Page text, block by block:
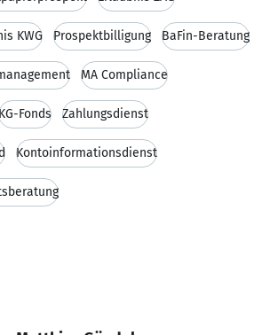
KWG Prospektbilligung BaFin-Beratung
MA Compliance
Fonds Zahlungsdienst
Kontoinformationsdienst